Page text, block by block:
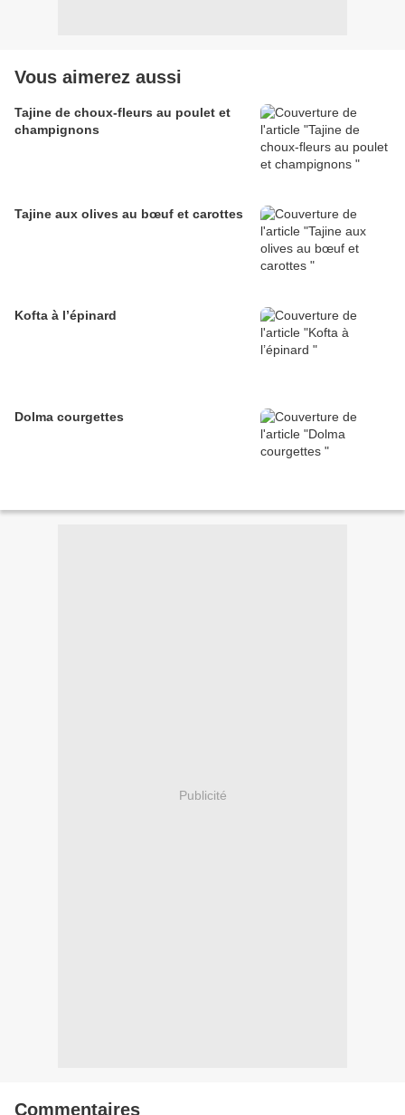
Vous aimerez aussi
Tajine de choux-fleurs au poulet et
champignons
Tajine aux olives au bœuf et carottes
Kofta à l’épinard
Dolma courgettes
Publicité
Commentaires